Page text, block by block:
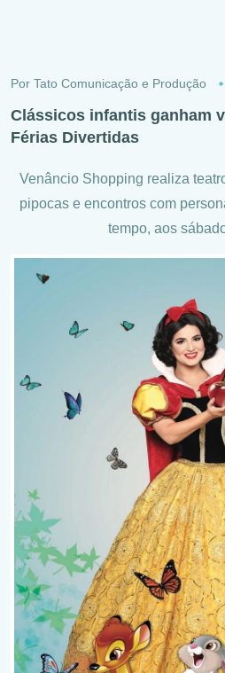
Por Tato Comunicação e Produção
Clássicos infantis ganham
Férias Divertidas
Venâncio Shopping realiza
pipocas e encontros com
tempo, aos